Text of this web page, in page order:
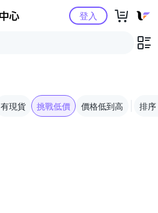
Yahoo購物中心登入
有現貨 挑戰低價 價格低到高 排序